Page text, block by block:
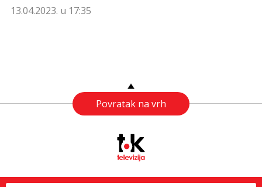
13.04.2023. u 17:35
Povratak na vrh